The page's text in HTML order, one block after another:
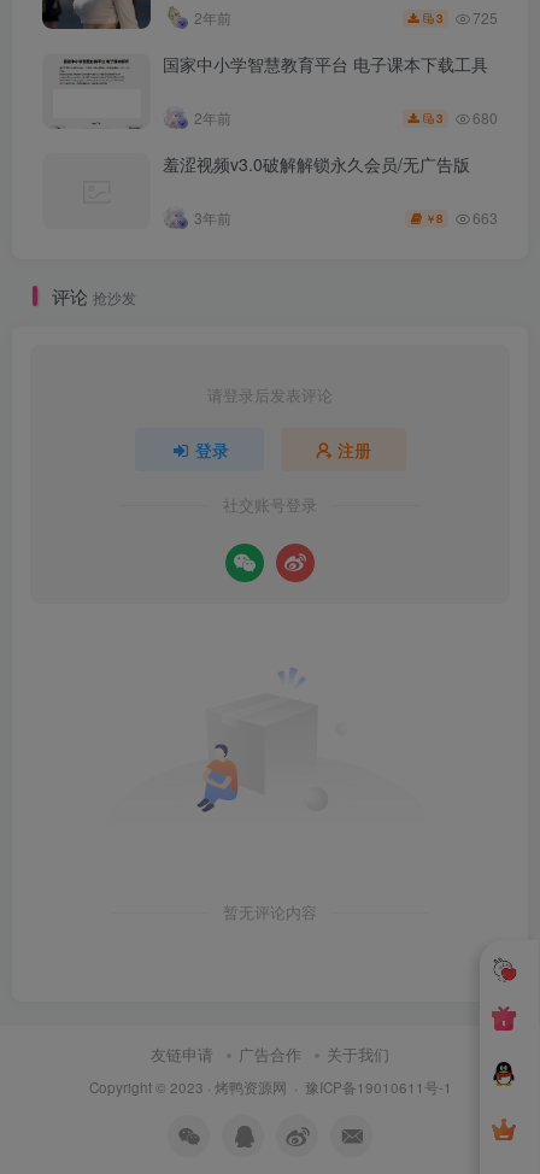
2年前 3 725
国家中小学智慧教育平台 电子课本下载工具
2年前 3 680
羞涩视频v3.0破解解锁永久会员/无广告版
3年前 ￥8 663
评论 抢沙发
请登录后发表评论
登录 注册
社交账号登录
暂无评论内容
友链申请 广告合作 关于我们
Copyright © 2023 · 烤鸭资源网 · 豫ICP备19010611号-1